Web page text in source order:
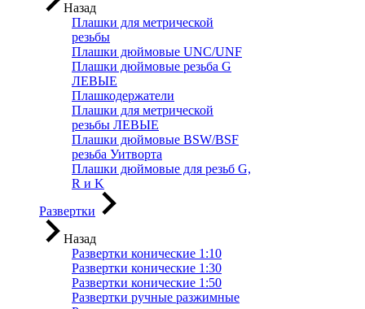
Назад
Плашки для метрической
резьбы
Плашки дюймовые UNC/UNF
Плашки дюймовые резьба G
ЛЕВЫЕ
Плашкодержатели
Плашки для метрической
резьбы ЛЕВЫЕ
Плашки дюймовые BSW/BSF
резьба Уитворта
Плашки дюймовые для резьб G,
R и K
Развертки
Назад
Развертки конические 1:10
Развертки конические 1:30
Развертки конические 1:50
Развертки ручные разжимные